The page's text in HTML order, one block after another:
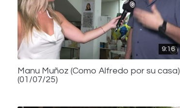
9:16
Manu Muñoz (Como Alfredo por su casa)
(01/07/25)